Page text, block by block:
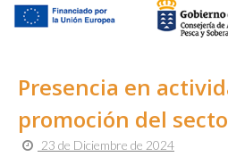
Presencia en
promoción del
23 de Diciembre de 2024